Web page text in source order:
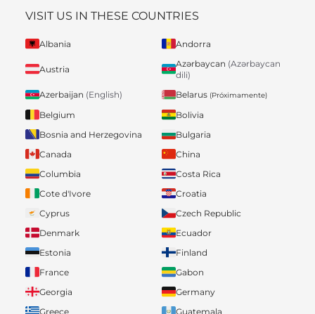
VISIT US IN THESE COUNTRIES
Albania Andorra
Austria
Azərbaycan (Azərbaycan
dili)
Azerbaijan (English) Belarus (Próximamente)
Belgium
Bolivia
Bosnia and Herzegovina
Bulgaria
Canada
China
Columbia
Costa Rica
Cote d'Ivore
Croatia
Cyprus
Czech Republic
Denmark
Ecuador
Estonia
Finland
France
Gabon
Georgia
Germany
Greece
Guatemala